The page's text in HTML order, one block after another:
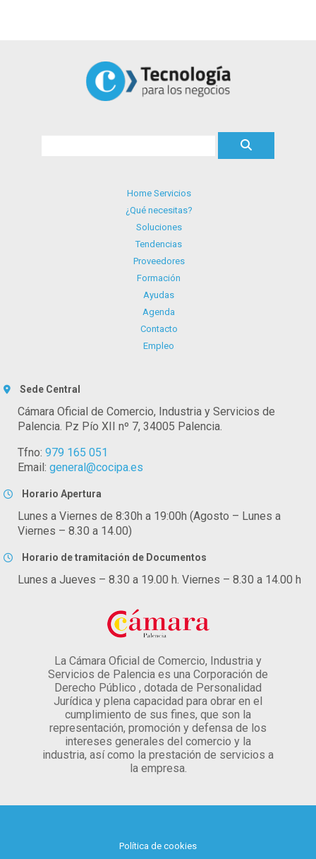
Home Servicios
¿Qué necesitas?
Soluciones
Tendencias
Proveedores
Formación
Ayudas
Agenda
Contacto
Empleo
Sede Central
Cámara Oficial de Comercio, Industria y Servicios de
Palencia. Pz Pío XII nº 7, 34005 Palencia.
Tfno: 979 165 051
Email: general@cocipa.es
Horario Apertura
Lunes a Viernes de 8:30h a 19:00h (Agosto – Lunes a
Viernes – 8.30 a 14.00)
Horario de tramitación de Documentos
Lunes a Jueves – 8.30 a 19.00 h. Viernes – 8.30 a 14.00 h
La Cámara Oficial de Comercio, Industria y
Servicios de Palencia es una Corporación de
Derecho Público , dotada de Personalidad
Jurídica y plena capacidad para obrar en el
cumplimiento de sus fines, que son la
representación, promoción y defensa de los
intereses generales del comercio y la
industria, así como la prestación de servicios a
la empresa.
Política de cookies